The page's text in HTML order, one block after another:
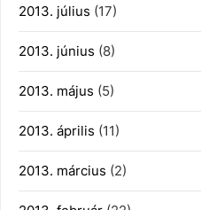
2013. július (17)
2013. június (8)
2013. május (5)
2013. április (11)
2013. március (2)